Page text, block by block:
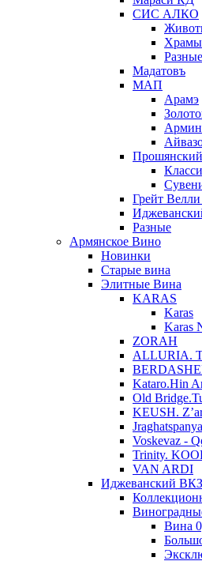
СИС АЛКО
Храмы
Разные
Мадатовъ
МАП
Арамэ
Грейт
Разные
Армянское Вино
Новинки
Старые вина
Элитные Вина
KARAS
Karas
Karas
ZORAH
ALLURIA.
Kataro.Hin
Old
KEUSH.
Voskevaz -
Trinity.
VAN ARDI
Иджеванский ВКЗ
Вина